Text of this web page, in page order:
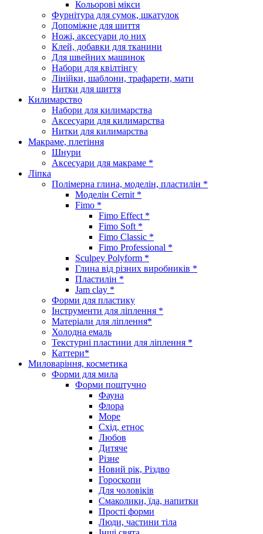
Кольорові мікси
Фурнітура для сумок, шкатулок
Допоміжне для шиття
Ножі, аксесуари до них
Клей, добавки для тканини
Для швейних машинок
Набори для квілтінгу
Лінійки, шаблони, трафарети, мати
Нитки для шиття
Килимарство
Набори для килимарства
Аксесуари для килимарства
Нитки для килимарства
Макраме, плетіння
Шнури
Аксесуари для макраме *
Ліпка
Полімерна глина, моделін, пластилін *
Моделін Cernit *
Fimo *
Fimo Effect *
Fimo Soft *
Fimo Classic *
Fimo Professional *
Sculpey Polyform *
Глина від різних виробників *
Пластилін *
Jam clay *
Форми для пластику
Інструменти для ліплення *
Матеріали для ліплення*
Холодна емаль
Текстурні пластини для ліплення *
Каттери*
Миловаріння, косметика
Форми для мила
Форми поштучно
Фауна
Флора
Море
Схід, етнос
Любов
Дитяче
Різне
Новий рік, Різдво
Гороскопи
Для чоловіків
Смаколики, їда, напитки
Прості форми
Люди, частини тіла